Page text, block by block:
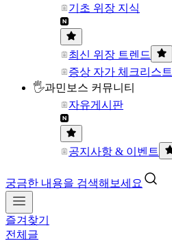
기초 위장 지식
최신 위장 트렌드
증상 자가 체크리스트
🖐과민보스 커뮤니티
자유게시판
공지사항 & 이벤트
궁금한 내용을 검색해보세요
즐겨찾기
전체글